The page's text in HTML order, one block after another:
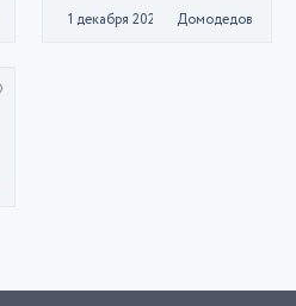
1 декабря 2023 Домодедово